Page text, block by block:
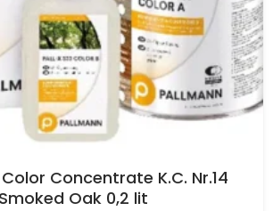
Concentrate K.C. Nr.14
Smoked Oak 0,2 lit